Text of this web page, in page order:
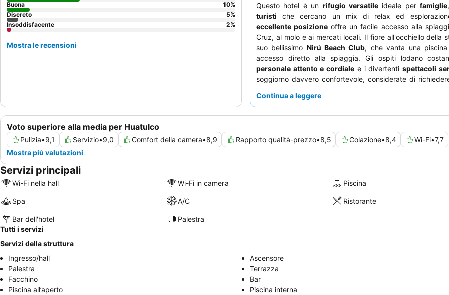
Questo hotel è un rifugio versatile ideale perfamiglie,
turisti che cercano un mix di relax ed
eccellente posizione offre un facile accesso alla
Cruz, al molo e ai mercati locali. Il fiore all'occhiello della
suo bellissimo Nirú Beach Club, che vanta una
accesso diretto alla spiaggia. Gli ospiti lodano
personale attento e cordiale e i divertenti spettacoli
soggiorno davvero confortevole, considerate di
Continua a leggere
Voto superiore alla media per Huatulco
Pulizia•9,1 Servizio•9,0 Comfort della camera•8,9 Rapporto qualità-prezzo•8,5 Colazione•8,4 Wi-Fi•7,7
Mostra più valutazioni
Buona
10%
Discreto
5%
Insoddisfacente
2%
Mostra le recensioni
Servizi principali
Wi-Fi nella hall Wi-Fi in camera Piscina
Spa A/C Ristorante
Bar dell'hotel
Palestra
Tutti i servizi
Servizi della struttura
Ingresso/hall
Ascensore
Palestra
Terrazza
Facchino
Bar
Piscina all’aperto
Piscina interna